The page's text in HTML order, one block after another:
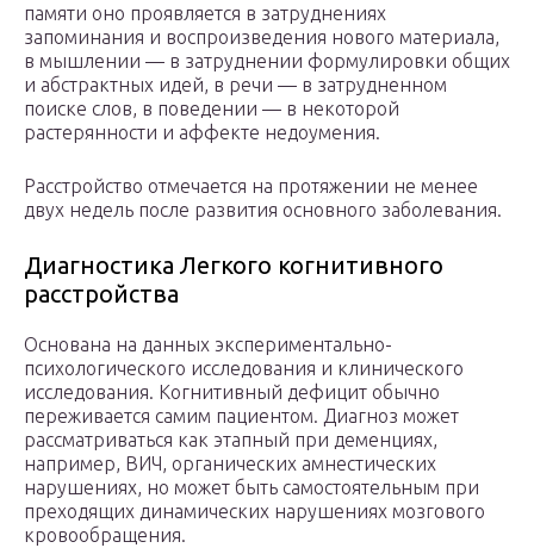
памяти оно проявляется в затруднениях
запоминания и воспроизведения нового материала,
в мышлении — в затруднении формулировки общих
и абстрактных идей, в речи — в затрудненном
поиске слов, в поведении — в некоторой
растерянности и аффекте недоумения.
Расстройство отмечается на протяжении не менее
двух недель после развития основного заболевания.
Диагностика Легкого когнитивного
расстройства
Основана на данных экспериментально-
психологического исследования и клинического
исследования. Когнитивный дефицит обычно
переживается самим пациентом. Диагноз может
рассматриваться как этапный при деменциях,
например, ВИЧ, органических амнестических
нарушениях, но может быть самостоятельным при
преходящих динамических нарушениях мозгового
кровообращения.